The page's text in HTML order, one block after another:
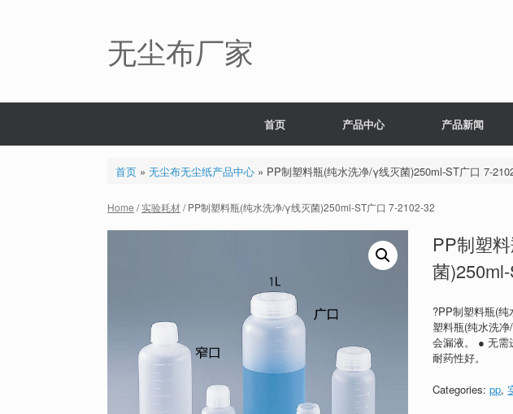
无尘布厂家
首页 产品中心 产品新闻
首页» 无尘布无尘纸产品中心» PP制塑料瓶(纯水洗净/γ线灭菌)250ml-ST广口 7-
Home /实验耗材/ PP制塑料瓶(纯水洗净/γ线灭菌)250ml-ST广口 7-2102-32
PP制塑
菌
?PP制塑料瓶(
塑料瓶(纯水洗
会漏液。 ● 无需
耐药性好。
Categories:pp,